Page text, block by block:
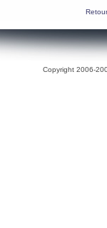
Copyright 2006-